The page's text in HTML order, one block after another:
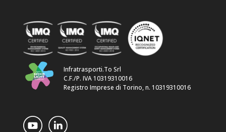
Infratrasporti.To Srl
C.F./P. IVA 10319310016
Registro Imprese di Torino, n. 10319310016